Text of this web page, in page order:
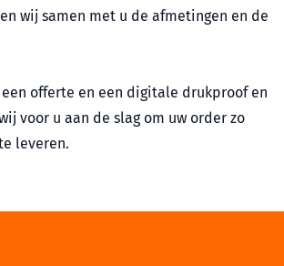
wij samen met u de afmetingen en de
offerte en een digitale drukproof en
voor u aan de slag om uw order zo
leveren.